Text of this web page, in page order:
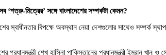
মিত্রের’ সঙ্গে বাংলাদেশের সম্পর্কটা কেমন?
স্বাধীনতার বিপক্ষে অবস্থান নেয়া দেশগুলোর সাথেও
প্রধানমন্ত্রী শেখ হাসিনা পাকিস্তানের প্রধানমন্ত্রী